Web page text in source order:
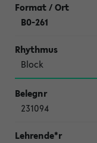
B0-261
Block
231094